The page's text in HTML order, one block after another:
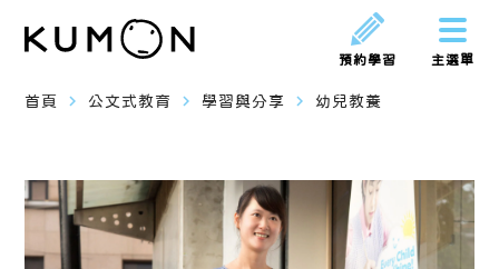
主選單
預約學習
首頁 navigate_next 公文式教育 navigate_next 學習與分享 navigate_next 幼兒教養